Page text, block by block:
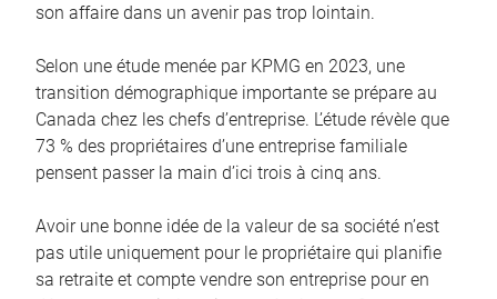
son affaire dans un avenir pas trop lointain.
Selon une étude menée par KPMG en 2023, une
transition démographique importante se prépare au
Canada chez les chefs d’entreprise. L’étude révèle que
73 % des propriétaires d’une entreprise familiale
pensent passer la main d’ici trois à cinq ans.
Avoir une bonne idée de la valeur de sa société n’est
pas utile uniquement pour le propriétaire qui planifie
sa retraite et compte vendre son entreprise pour en